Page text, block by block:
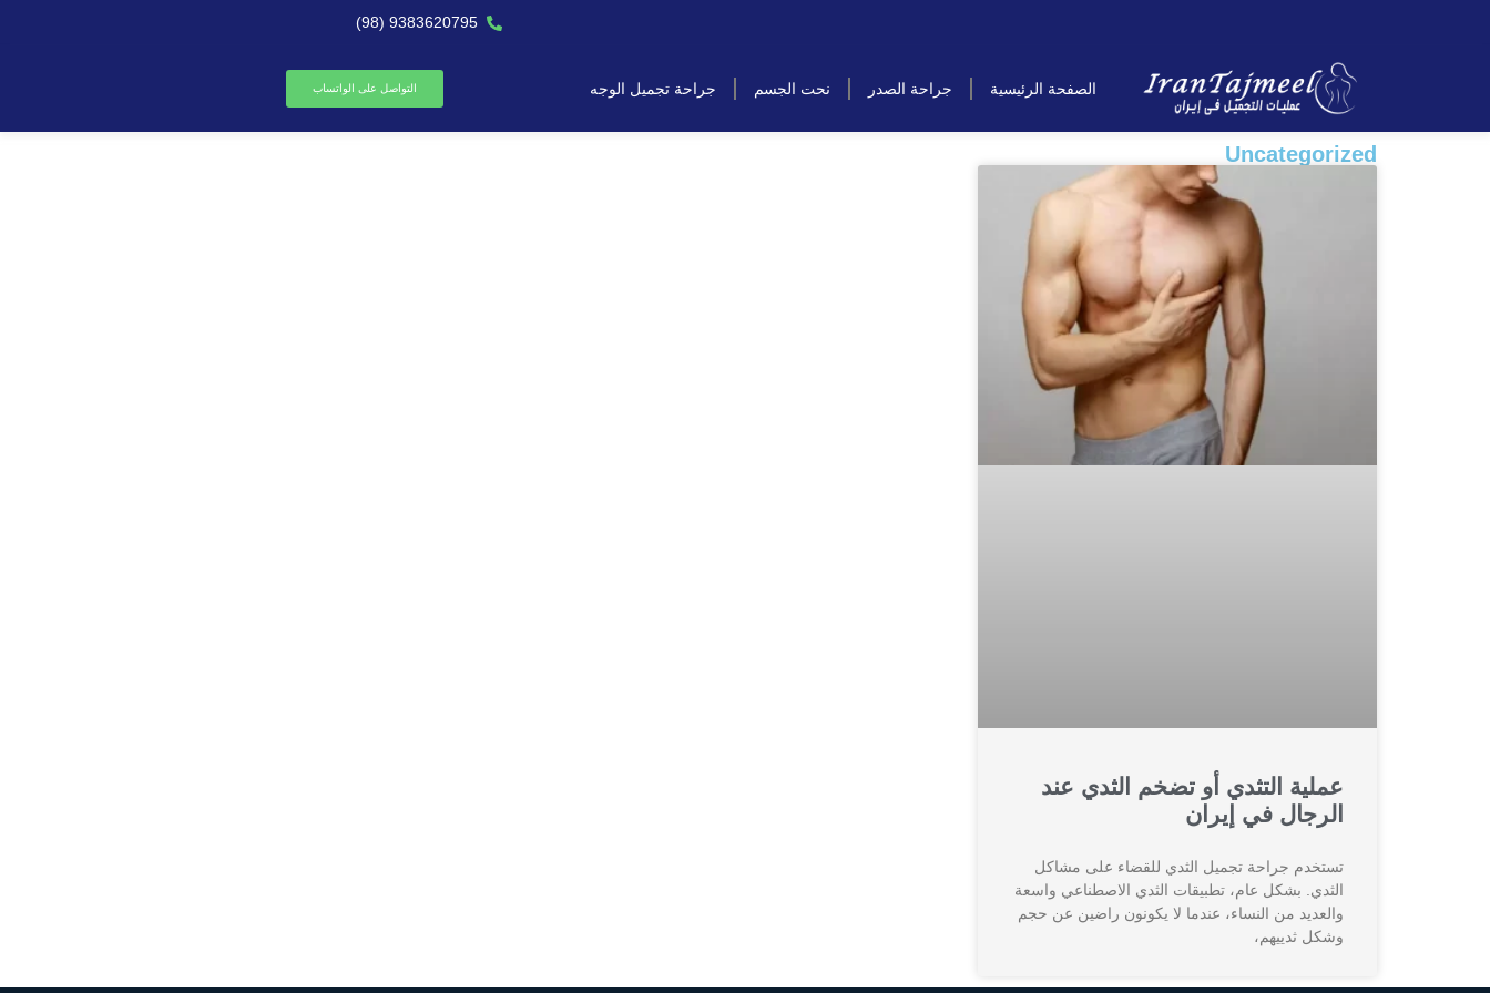
9383620795 (98)
الصفحة الرئیسیة جراحة الصدر نحت الجسم جراحة تجميل الوجه التواصل على الواتساب
Uncategorized
عملية التثدي أو تضخم الثدي عند
الرجال في إيران
تستخدم جراحة تجميل الثدي للقضاء على مشاكل
الثدي. بشكل عام، تطبيقات الثدي الاصطناعي واسعة
والعديد من النساء، عندما لا يكونون راضين عن حجم
وشكل ثدييهم،